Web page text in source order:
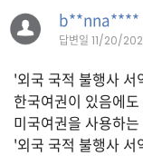
비
스
전
문
가
칼
b**nna****
답변일 11/20/
'외국 국적 불행사
한국여권이 있음에
미국여권을 사용하는
'외국 국적 불행사